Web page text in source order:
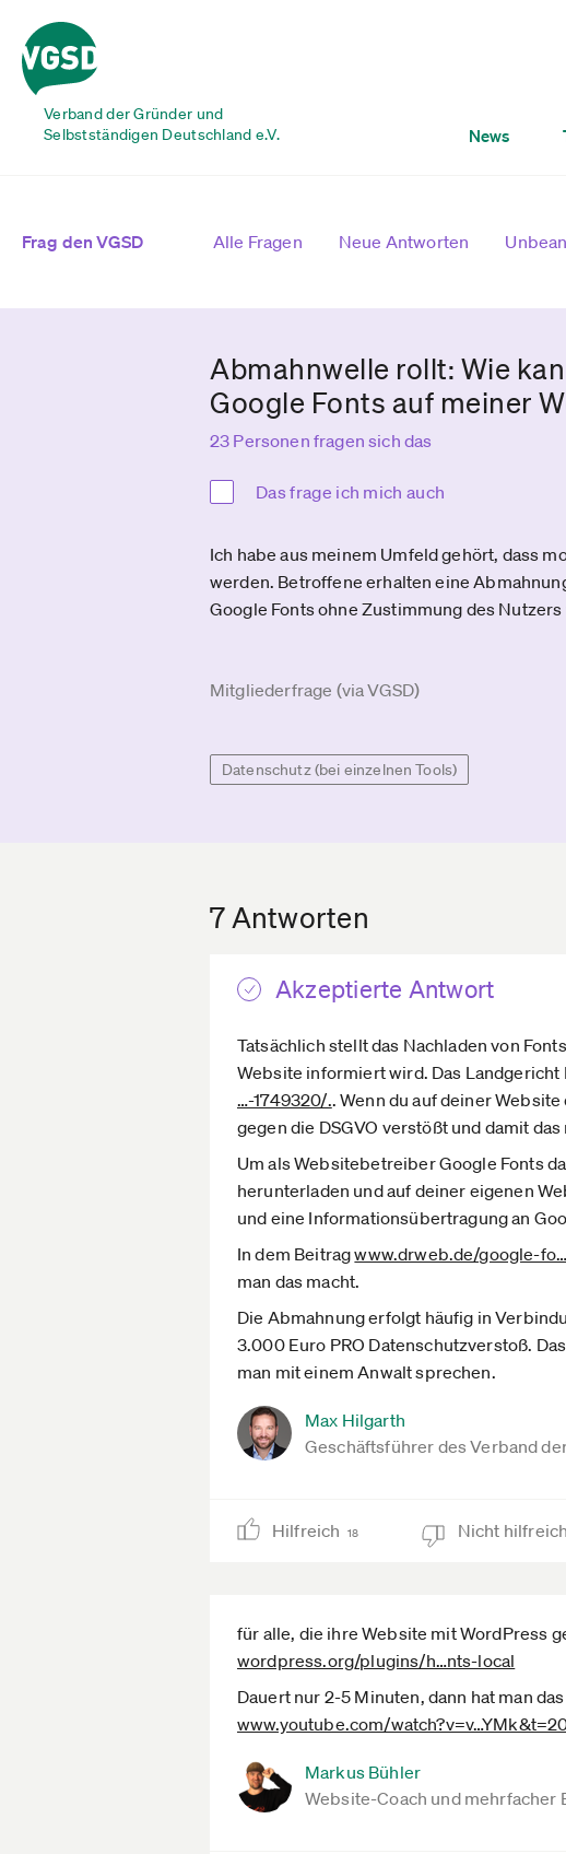
Verband der Gründer und
Selbstständigen Deutschland e.V.
News
Frag den VGSD Alle Fragen Neue Antworten
Abmahnwelle rollt: Wie
Google Fonts auf meiner
23 Personen fragen sich das
Das frage ich mich auch
Ich habe aus meinem Umfeld gehört, dass
werden. Betroffene erhalten eine
Google Fonts ohne Zustimmung des
Mitgliederfrage (via VGSD)
Datenschutz (bei einzelnen Tools)
7 Antworten
Akzeptierte Antwort
Tatsächlich stellt das Nachladen von
Website informiert wird. Das Landgericht
…-1749320/.. Wenn du auf deiner
gegen die DSGVO verstößt und damit
Um als Websitebetreiber Google Fonts
herunterladen und auf deiner eigenen
und eine Informationsübertragung an
In dem Beitragwww.drweb.de­/google-
man das macht.
Die Abmahnung erfolgt häufig in
3.000 Euro PRO Datenschutzverstoß.
man mit einem Anwalt sprechen.
Max Hilgarth
Geschäftsführer des Verband
Hilfreich 18 Nicht hilfreich
für alle, die ihre Website mit WordPress
wordpress.org­/plugins/h­…nts-local
Dauert nur 2-5 Minuten, dann hat man
www.youtube.com­/
Markus Bühler
Website-Coach und mehrfacher